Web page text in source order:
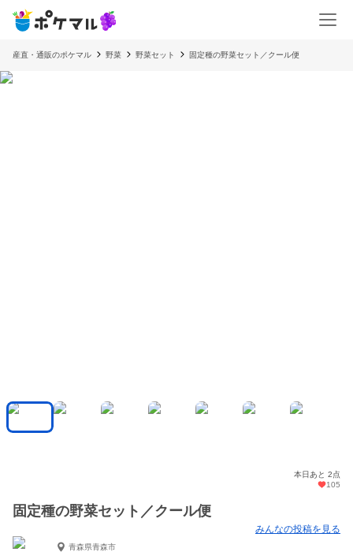
産直・通販のポケマル 野菜 野菜セット 固定種の野菜セット／クール便
本日あと 2点
105
固定種の野菜セット／クール便
みんなの投稿を見る
青森県青森市